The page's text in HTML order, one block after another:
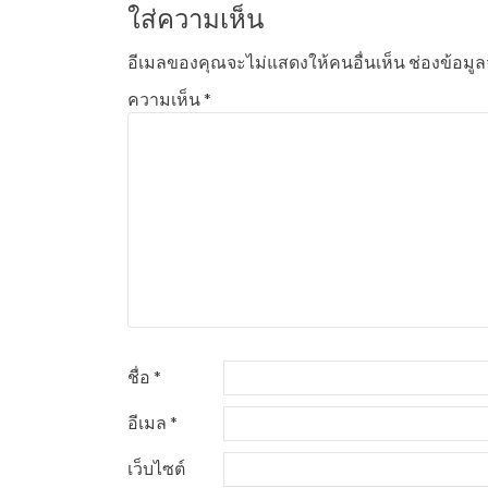
ใส่ความเห็น
อีเมลของคุณจะไม่แสดงให้คนอื่นเห็น ช่องข้อมูล
ความเห็น*
ชื่อ *
อีเมล *
เว็บไซต์